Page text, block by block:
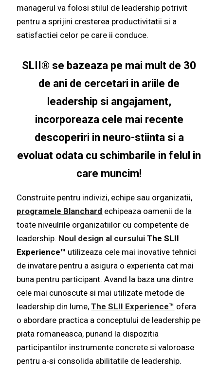
managerul va folosi stilul de leadership potrivit
pentru a sprijini cresterea productivitatii si a
satisfactiei celor pe care ii conduce.
SLII® se bazeaza pe mai mult de 30
de ani de cercetari in ariile de
leadership si angajament,
incorporeaza cele mai recente
descoperiri in neuro-stiinta si a
evoluat odata cu schimbarile in felul in
care muncim!
Construite pentru indivizi, echipe sau organizatii,
programele Blanchard echipeaza oamenii de la
toate niveulrile organizatiilor cu competente de
leadership. Noul design al cursului The SLII
Experience™ utilizeaza cele mai inovative tehnici
de invatare pentru a asigura o experienta cat mai
buna pentru participant.Avand la baza una dintre
cele mai cunoscute si mai utilizate metode de
leadership din lume, The SLII Experience™ ofera
o abordare practica a conceptului de leadership pe
piata romaneasca, punand la dispozitia
participantilor instrumente concrete si valoroase
pentru a-si consolida abilitatile de leadership.